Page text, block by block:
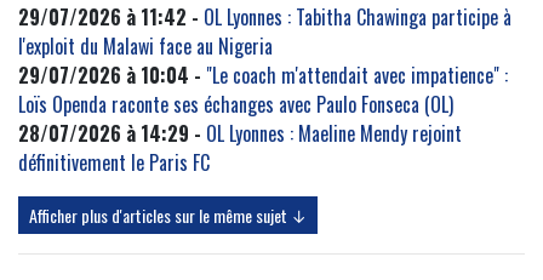
29/07/2026 à 11:42 - OL Lyonnes : Tabitha Chawinga participe à
l'exploit du Malawi face au Nigeria
29/07/2026 à 10:04 - "Le coach m'attendait avec impatience" :
Loïs Openda raconte ses échanges avec Paulo Fonseca (OL)
28/07/2026 à 14:29 - OL Lyonnes : Maeline Mendy rejoint
définitivement le Paris FC
Afficher plus d'articles sur le même sujet ↓